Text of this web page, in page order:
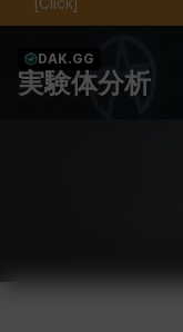
DAK.GG
実験体分析